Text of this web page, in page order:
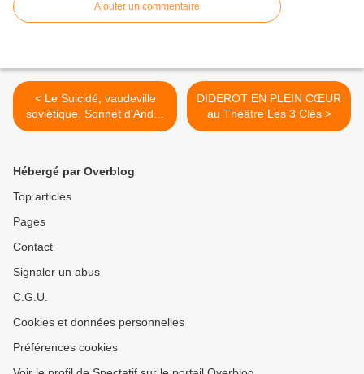
Ajouter un commentaire
< Le Suicidé, vaudeville
soviétique. Sonnet d'André
Malamut
DIDEROT EN PLEIN CŒUR
au Théâtre Les 3 Clés >
Hébergé par Overblog
Top articles
Pages
Contact
Signaler un abus
C.G.U.
Cookies et données personnelles
Préférences cookies